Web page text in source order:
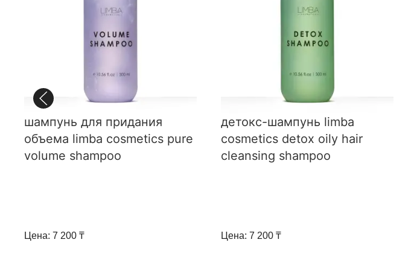
шампунь для придания
объема limba cosmetics pure
volume shampoo
Цена: 7 200 ₸
детокс-шампунь limba
cosmetics detox oily hair
cleansing shampoo
Цена: 7 200 ₸